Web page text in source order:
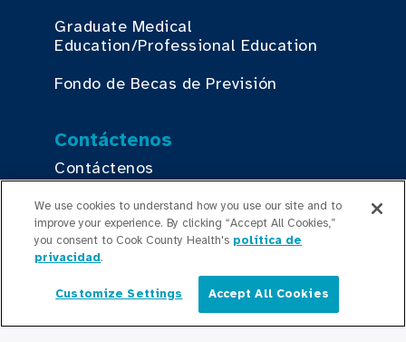
Graduate Medical
Education/Professional Education
Fondo de Becas de Previsión
Contáctenos
Contáctenos
Mantente Actualizado
Sala de Prensa
Comunicados de Prensa
Español
We use cookies to understand how you use our site and to
improve your experience. By clicking “Accept All Cookies,”
you consent to Cook County Health's política de
privacidad.
Customize Settings Accept All Cookies